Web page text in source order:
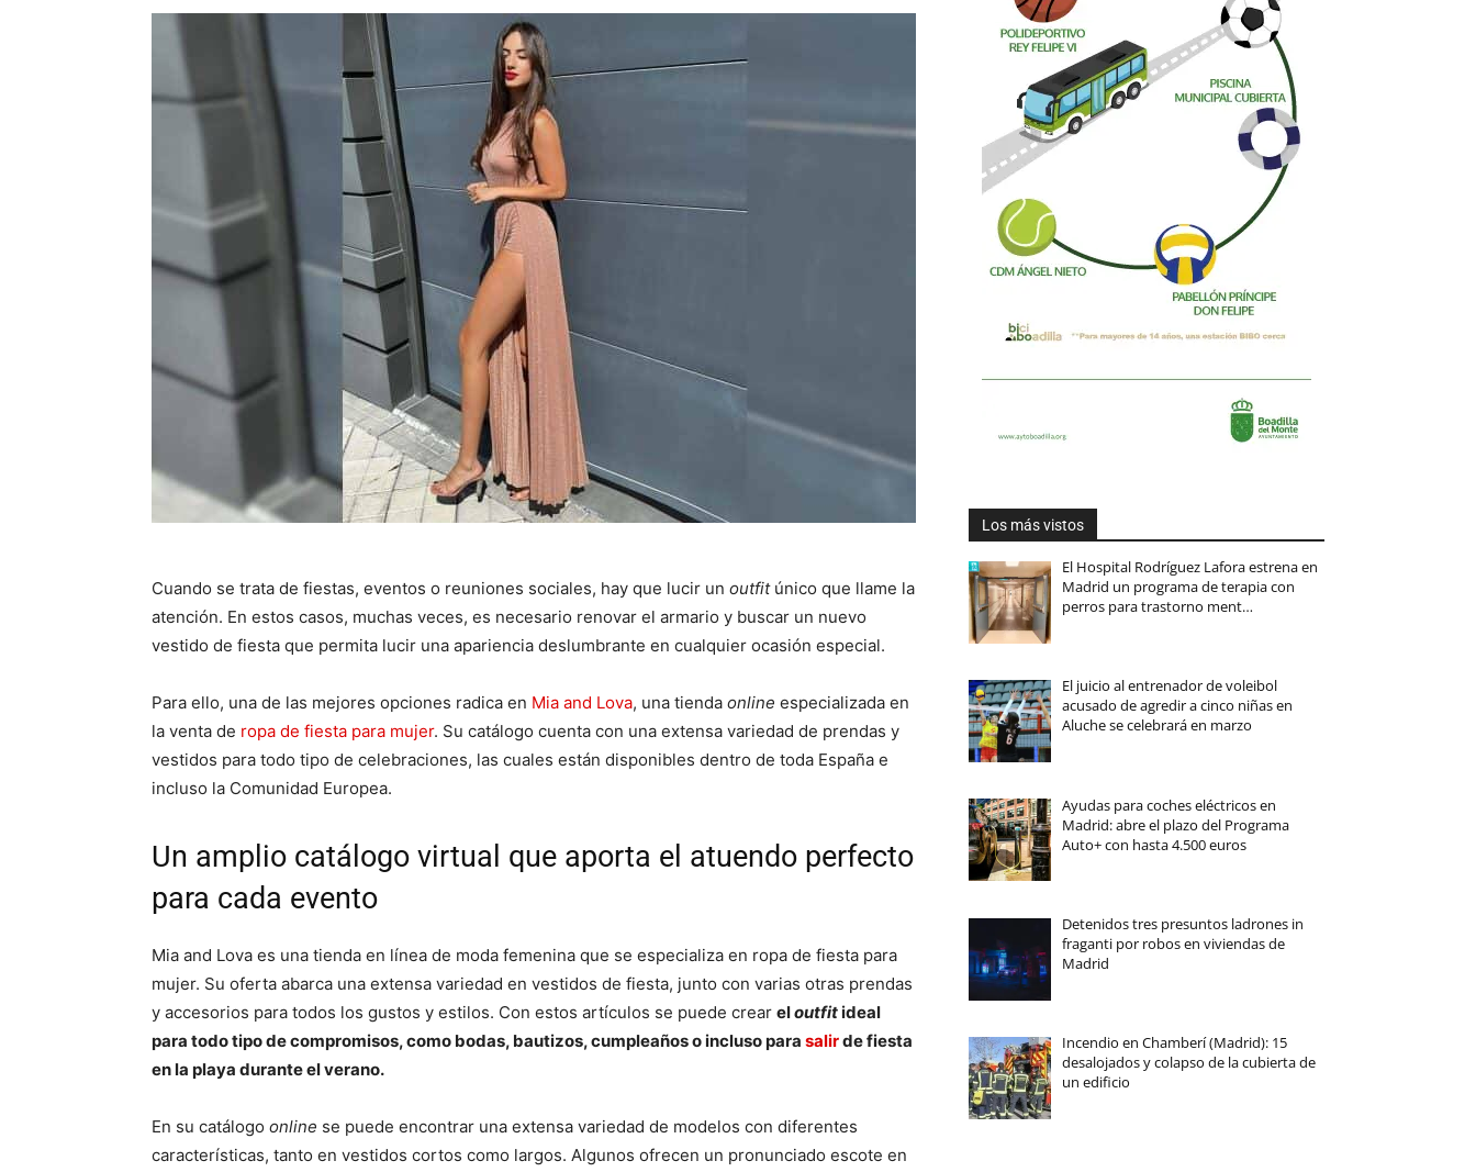
Cuando se trata de fiestas, eventos o reuniones sociales, hay que lucir un outfit único que llame la
atención. En estos casos, muchas veces, es necesario renovar el armario y buscar un nuevo
vestido de fiesta que permita lucir una apariencia deslumbrante en cualquier ocasión especial.
Para ello, una de las mejores opciones radica en Mia and Lova, una tienda online especializada en
la venta de ropa de fiesta para mujer. Su catálogo cuenta con una extensa variedad de prendas y
vestidos para todo tipo de celebraciones, las cuales están disponibles dentro de toda España e
incluso la Comunidad Europea.
Un amplio catálogo virtual que aporta el atuendo perfecto
para cada evento
Mia and Lova es una tienda en línea de moda femenina que se especializa en ropa de fiesta para
mujer. Su oferta abarca una extensa variedad en vestidos de fiesta, junto con varias otras prendas
y accesorios para todos los gustos y estilos. Con estos artículos se puede crear eloutfitideal
para todo tipo de compromisos, como bodas, bautizos, cumpleaños o incluso para salirde fiesta
en la playa durante el verano.
En su catálogo online se puede encontrar una extensa variedad de modelos con diferentes
características, tanto en vestidos cortos como largos. Algunos ofrecen un pronunciado escote en
Los más vistos
El Hospital Rodríguez Lafora estrena en
Madrid un programa de terapia con
perros para trastorno ment…
El juicio al entrenador de voleibol
acusado de agredir a cinco niñas en
Aluche se celebrará en marzo
Ayudas para coches eléctricos en
Madrid: abre el plazo del Programa
Auto+ con hasta 4.500 euros
Detenidos tres presuntos ladrones in
fraganti por robos en viviendas de
Madrid
Incendio en Chamberí (Madrid): 15
desalojados y colapso de la cubierta de
un edificio